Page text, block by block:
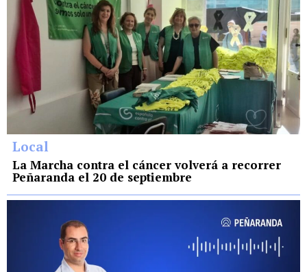
Local
La Marcha contra el cáncer volverá a recorrer
Peñaranda el 20 de septiembre